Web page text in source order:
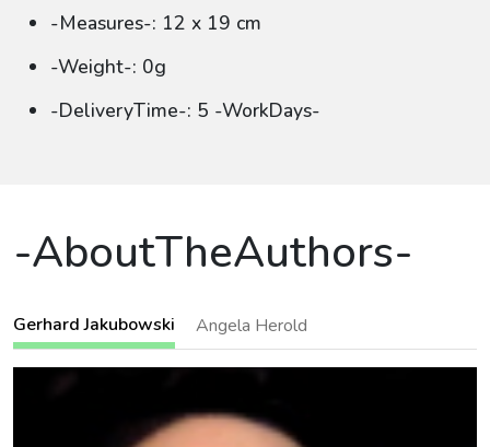
-Measures-: 12 x 19 cm
-Weight-: 0g
-DeliveryTime-: 5 -WorkDays-
-AboutTheAuthors-
Gerhard Jakubowski Angela Herold